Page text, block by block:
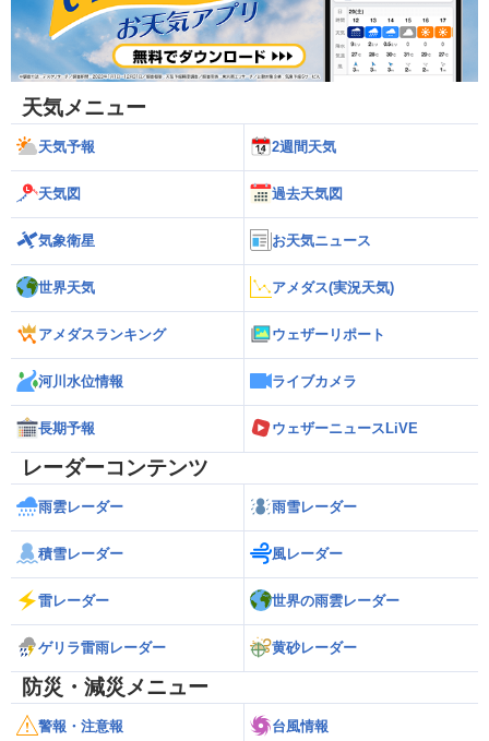
天気メニュー
天気予報 2週間天気
天気図 過去天気図
気象衛星 お天気ニュース
世界天気 アメダス(実況天気)
アメダスランキング ウェザーリポート
河川水位情報 ライブカメラ
長期予報 ウェザーニュースLiVE
レーダーコンテンツ
雨雲レーダー 雨雪レーダー
積雪レーダー 風レーダー
雷レーダー 世界の雨雲レーダー
ゲリラ雷雨レーダー 黄砂レーダー
防災・減災メニュー
警報・注意報 台風情報